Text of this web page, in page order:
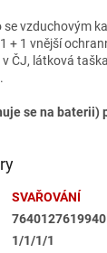
vzduchovým
+ 1 vnější
ČJ, látková
se na baterii)
SVAŘOVÁNÍ
7640127619940
1/1/1/1